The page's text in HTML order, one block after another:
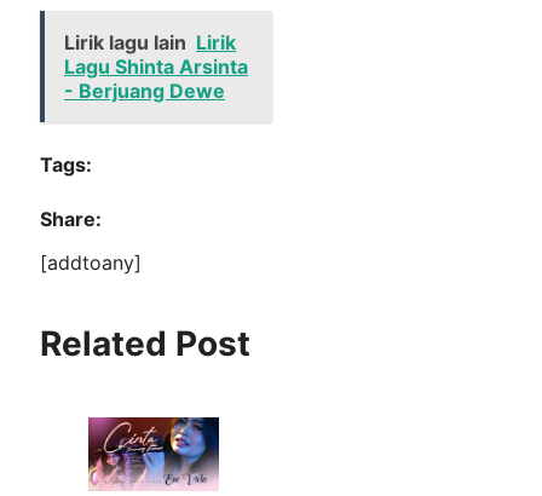
Lirik lagu lain Lirik
Lagu Shinta Arsinta
- Berjuang Dewe
Tags:
Share:
[addtoany]
Related Post